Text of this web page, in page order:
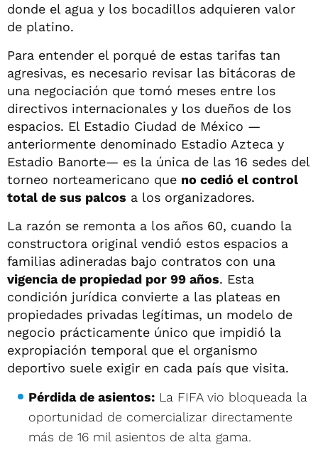
donde el agua y los bocadillos adquieren valor
de platino.
Para entender el porqué de estas tarifas tan
agresivas, es necesario revisar las bitácoras de
una negociación que tomó meses entre los
directivos internacionales y los dueños de los
espacios. El Estadio Ciudad de México —
anteriormente denominado Estadio Azteca y
Estadio Banorte— es la única de las 16 sedes del
torneo norteamericano que no cedió el control
total de sus palcos a los organizadores.
La razón se remonta a los años 60, cuando la
constructora original vendió estos espacios a
familias adineradas bajo contratos con una
vigencia de propiedad por 99 años. Esta
condición jurídica convierte a las plateas en
propiedades privadas legítimas, un modelo de
negocio prácticamente único que impidió la
expropiación temporal que el organismo
deportivo suele exigir en cada país que visita.
Pérdida de asientos: La FIFA vio bloqueada la
oportunidad de comercializar directamente
más de 16 mil asientos de alta gama.